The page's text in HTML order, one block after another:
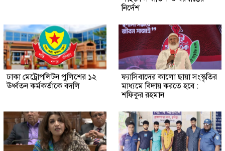
নির্দেশ
ঢাকা মেট্রোপলিটন পুলিশের ১২
ঊর্ধ্বতন কর্মকর্তাকে বদলি
ফ্যাসিবাদের কালো ছায়া সংস্কৃতির
মাধ্যমে বিদায় করতে হবে :
শফিকুর রহমান